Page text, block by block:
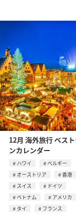
12月 海外旅行 ベス
ンカレンダー
ハワイ
ベルギー
オーストリア
香港
スイス
ドイツ
ベトナム
アメリカ
タイ
フランス